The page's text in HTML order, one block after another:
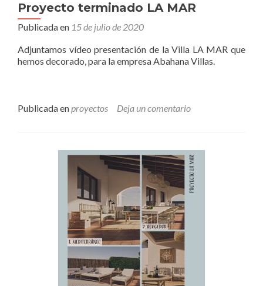
Proyecto terminado LA MAR
Publicada en 15 de julio de 2020
Adjuntamos vídeo presentación de la Villa LA MAR que
hemos decorado, para la empresa Abahana Villas.
Publicada enproyectos Deja un comentario